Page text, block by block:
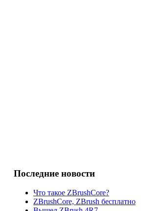
Последние новости
Что такое ZBrushCore?
ZBrushCore, ZBrush бесплатно